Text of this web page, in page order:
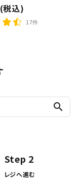
税込)
17件
search
Step 2
レジへ進む